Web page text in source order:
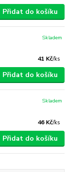
Přidat do košíku
41 Kč/ks
Skladem
Přidat do košíku
46 Kč/ks
Skladem
Přidat do košíku